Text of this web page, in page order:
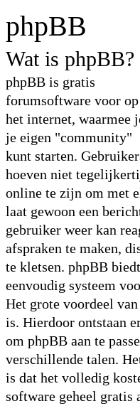
phpBB
Wat is phpBB?
phpBB is gratis
forumsoftware voor op
het internet, waarmee
je eigen "community"
kunt starten.
hoeven niet
online te zijn om met
laat gewoon een
gebruiker weer kan
afspraken te maken,
te kletsen. phpBB
eenvoudig systeem
Het grote voordeel
is. Hierdoor ontstaan
om phpBB aan te
verschillende talen.
is dat het volledig
software geheel gratis